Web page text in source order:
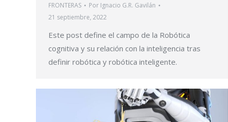
FRONTERAS Por Ignacio G.R. Gavilán
21 septiembre, 2022
Este post define el campo de la Robótica
cognitiva y su relación con la inteligencia tras
definir robótica y robótica inteligente.